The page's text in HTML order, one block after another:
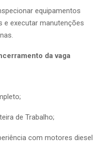
equipamentos
e executar manutenções
da vaga
de Trabalho;
com motores diesel